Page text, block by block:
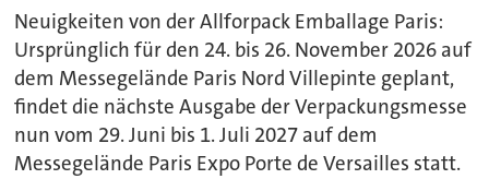
Neuigkeiten von der Allforpack Emballage Paris:
Ursprünglich für den 24. bis 26. November 2026 auf
dem Messegelände Paris Nord Villepinte geplant,
findet die nächste Ausgabe der Verpackungsmesse
nun vom 29. Juni bis 1. Juli 2027 auf dem
Messegelände Paris Expo Porte de Versailles statt.